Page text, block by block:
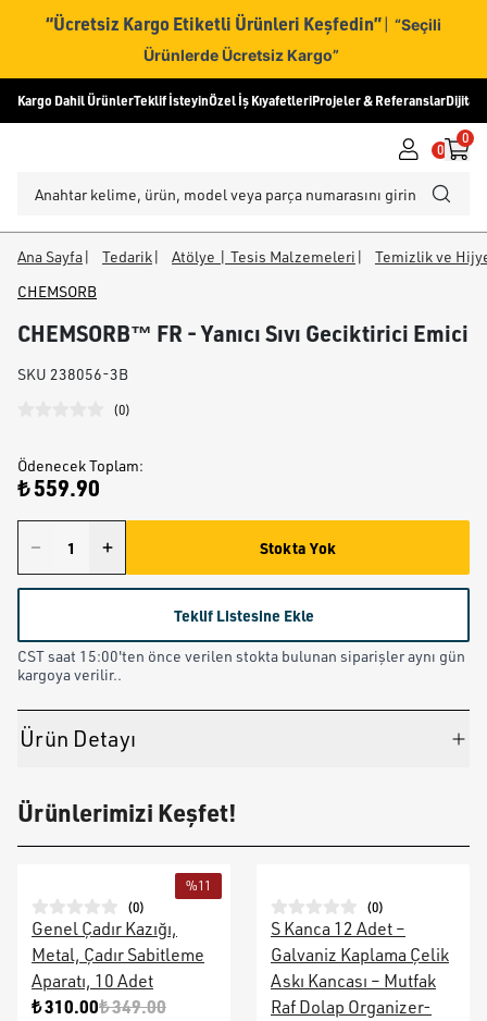
“Ücretsiz Kargo Etiketli Ürünleri Keşfedin” | “Seçili
Ürünlerde Ücretsiz Kargo”
Kargo Dahil ÜrünlerTeklif İsteyinÖzel İş KıyafetleriProjeler & ReferanslarDijital
0
0
Ana Sayfa| Tedarik| Atölye | Tesis Malzemeleri |
Temizlik ve
CHEMSORB
CHEMSORB™ FR - Yanıcı Sıvı Geciktirici Emici
SKU 238056-3B
(0)
Ödenecek Toplam:
₺ 559.90
Stokta Yok
Teklif Listesine Ekle
CST saat 15:00'ten önce verilen stokta bulunan siparişler aynı gün
kargoya verilir..
Ürün Detayı
Ürünlerimizi Keşfet!
%11
(0)
Genel Çadır Kazığı,
Metal, Çadır Sabitleme
Aparatı, 10 Adet
₺ 310.00₺ 349.00
(0)
S Kanca 12 Adet –
Galvaniz Kaplama Çelik
Askı Kancası – Mutfak
Raf Dolap Organizer-